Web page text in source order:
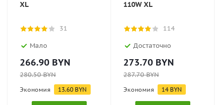
XL
31
Мало
266.90 BYN
280.50BYN
Экономия 13.60 BYN
110W XL
114
Достаточно
273.70 BYN
287.70BYN
Экономия 14 BYN